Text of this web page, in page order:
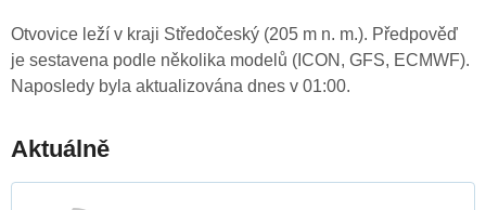
Otvovice leží v kraji Středočeský (205 m n. m.). Předpověď
je sestavena podle několika modelů (ICON, GFS, ECMWF).
Naposledy byla aktualizována dnes v 01:00.
Aktuálně